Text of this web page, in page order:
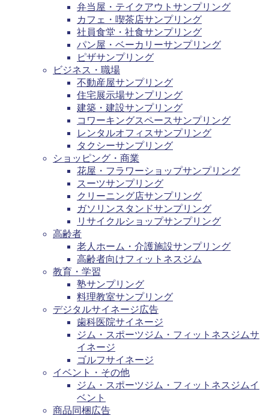
弁当屋・テイクアウトサンプリング
カフェ・喫茶店サンプリング
社員食堂・社食サンプリング
パン屋・ベーカリーサンプリング
ピザサンプリング
ビジネス・職場
不動産屋サンプリング
住宅展示場サンプリング
建築・建設サンプリング
コワーキングスペースサンプリング
レンタルオフィスサンプリング
タクシーサンプリング
ショッピング・商業
花屋・フラワーショップサンプリング
スーツサンプリング
クリーニング店サンプリング
ガソリンスタンドサンプリング
リサイクルショップサンプリング
高齢者
老人ホーム・介護施設サンプリング
高齢者向けフィットネスジム
教育・学習
塾サンプリング
料理教室サンプリング
デジタルサイネージ広告
歯科医院サイネージ
ジム・スポーツジム・フィットネスジムサ
イネージ
ゴルフサイネージ
イベント・その他
ジム・スポーツジム・フィットネスジムイ
ベント
商品同梱広告